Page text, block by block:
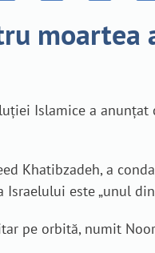
moartea
Islamice a
Khatibzadeh, a
este „unul
pe orbită, numit